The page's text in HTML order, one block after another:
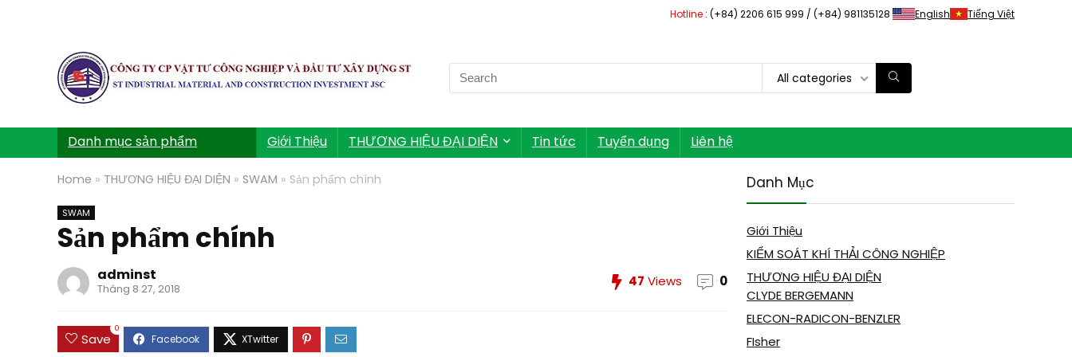
Hotline : (+84) 2206 615 999 / (+84) 981135128 English Tiếng Việt
Search
for:
All categories
Danh mục sản phẩm Giới Thiệu THƯƠNG HIỆU ĐẠI DIỆN Tin tức Tuyển dụng Liên hệ
Home » THƯƠNG HIỆU ĐẠI DIỆN » SWAM » Sản phẩm chính
SWAM
Sản phẩm chính
adminst
Tháng 8 27, 2018 47 Views 0
Save
0
Danh Mục
Giới Thiệu
KIỂM SOÁT KHÍ THẢI CÔNG NGHIỆP
THƯƠNG HIỆU ĐẠI DIỆN
CLYDE BERGEMANN
ELECON-RADICON-BENZLER
FIsher